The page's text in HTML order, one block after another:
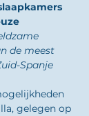
de meest
Spanje
gelegen op